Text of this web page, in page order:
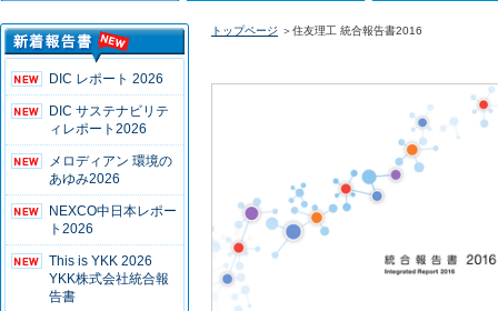
DIC レポート 2026
DIC サステナビリテ
ィレポート2026
メロディアン 環境の
あゆみ2026
NEXCO中日本レポー
ト2026
This is YKK 2026
YKK株式会社統合報
告書
トップページ ＞住友理工 統合報告書2016